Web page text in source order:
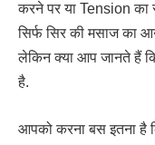
करने पर या Tension का
सिर्फ सिर की मसाज का
लेकिन क्या आप जानते हैं
है.
आपको करना बस इतना है